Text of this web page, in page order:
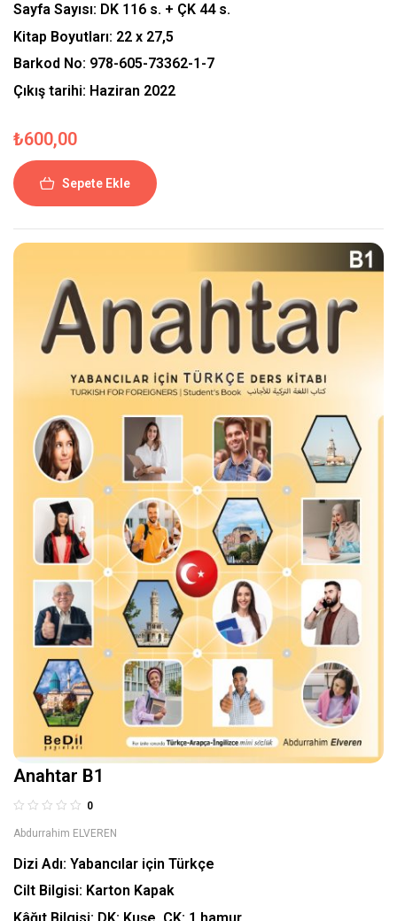
Sayfa Sayısı: DK 116 s. + ÇK 44 s.
Kitap Boyutları: 22 x 27,5
Barkod No: 978-605-73362-1-7
Çıkış tarihi: Haziran 2022
₺600,00
Sepete Ekle
Anahtar B1
0
Abdurrahim ELVEREN
Dizi Adı: Yabancılar için Türkçe
Cilt Bilgisi: Karton Kapak